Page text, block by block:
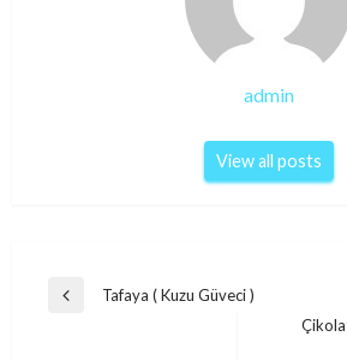
admin
View all posts
Post
Previous
Tafaya ( Kuzu Güveci )